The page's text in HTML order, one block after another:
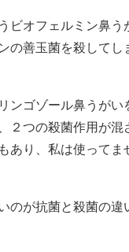
ビオフェルミン鼻う
の善玉菌を殺してし
ンゴゾール鼻うがい
２つの殺菌作用が混
あり、私は使ってま
のが抗菌と殺菌の違